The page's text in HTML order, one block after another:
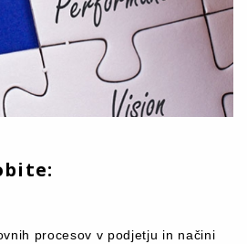
procesov v podjetju in načini